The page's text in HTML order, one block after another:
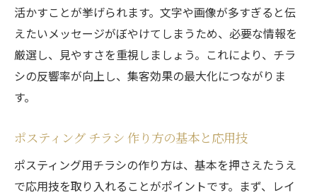
活かすことが挙げられます。文字や画像が多すぎると伝
えたいメッセージがぼやけてしまうため、必要な情報を
厳選し、見やすさを重視しましょう。これにより、チラ
シの反響率が向上し、集客効果の最大化につながりま
す。
ポスティング チラシ 作り方の基本と応用技
ポスティング用チラシの作り方は、基本を押さえたうえ
で応用技を取り入れることがポイントです。まず、レイ